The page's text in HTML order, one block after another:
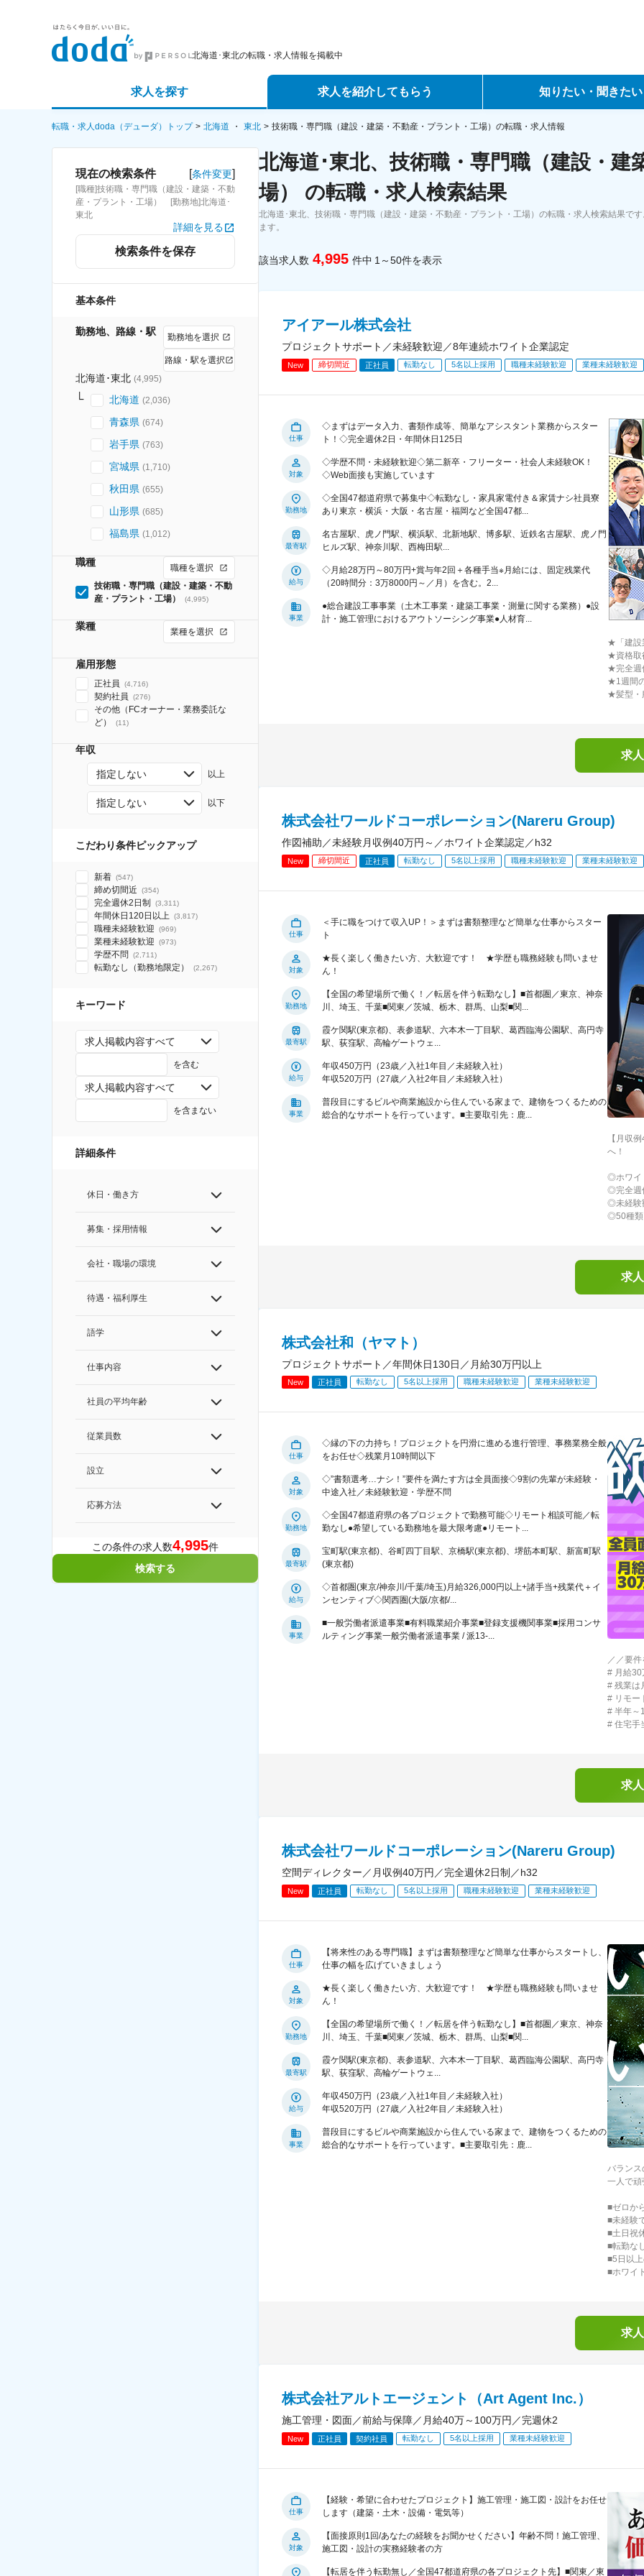
北海道･東北の転職・求人情報を掲載中
求人を探す
詳細条件から探す
求人特集から探す
求人を紹介してもらう
エージェントサービス
スカウトサービス
パートナーエージェントサービス
知りたい・聞きたい
転職ノウハウ
データで見る転職
コラム・インタビュー
転職・求人doda（デューダ）トップ 北海道 東北 技術職・専門職（建設・建築・不動産・プラント・工場）の転職・求人情報
現在の検索条件 [条件変更]
[職種]技術職・専門職（建設・建築・不動
産・プラント・工場） [勤務地]北海道･
東北
詳細を見る
検索条件を保存
基本条件
勤務地、路線・駅 勤務地を選択
路線・駅を選択
北海道･東北 (4,995)
北海道 (2,036)
青森県 (674)
岩手県 (763)
宮城県 (1,710)
秋田県 (655)
山形県 (685)
福島県 (1,012)
職種
職種を選択
技術職・専門職（建設・建築・不動
産・プラント・工場）
(4,995)
業種 業種を選択
雇用形態
正社員 (4,716)
契約社員 (276)
その他（FCオーナー・業務委託な
ど）
(11)
年収
指定しない 以上
指定しない 以下
こだわり条件ピックアップ
新着 (547)
締め切間近 (354)
完全週休2日制 (3,311)
年間休日120日以上 (3,817)
職種未経験歓迎 (969)
業種未経験歓迎 (973)
学歴不問 (2,711)
転勤なし（勤務地限定） (2,267)
キーワード
求人掲載内容すべて
を含む
求人掲載内容すべて
を含まない
詳細条件
休日・働き方
募集・採用情報
会社・職場の環境
待遇・福利厚生
語学
仕事内容
社員の平均年齢
従業員数
設立
応募方法
この条件の求人数4,995件
検索する
北海道･東北、技術職・専門職（建設・建
場） の転職・求人検索結果
北海道･東北、技術職・専門職（建設・建築・不動産・プラント・工場）の転職・求人検索結果で
ます。
該当求人数 4,995 件中 1～50件を表示
アイアール株式会社
プロジェクトサポート／未経験歓迎／8年連続ホワイト企業認定
New 締切間近 正社員 転勤なし 5名以上採用 職種未経験歓迎 業種未経験歓迎
仕事
◇まずはデータ入力、書類作成等、簡単なアシスタント業務からスター
ト！◇完全週休2日・年間休日125日
対象
◇学歴不問・未経験歓迎◇第二新卒・フリーター・社会人未経験OK！
◇Web面接も実施しています
勤務地
◇全国47都道府県で募集中◇転勤なし・家具家電付き＆家賃ナシ社員寮
あり東京・横浜・大阪・名古屋・福岡など全国47都...
最寄駅
名古屋駅、虎ノ門駅、横浜駅、北新地駅、博多駅、近鉄名古屋駅、虎ノ門
ヒルズ駅、神奈川駅、西梅田駅...
給与
◇月給28万円～80万円+賞与年2回＋各種手当※月給には、固定残業代
（20時間分：3万8000円～／月）を含む。2...
事業
●総合建設工事事業（土木工事業・建築工事業・測量に関する業務）●設
計・施工管理におけるアウトソーシング事業●人材育...
★「建設
★資格取
★完全週
★1週間
★髪型・
求
株式会社ワールドコーポレーション(Nareru Group)
作図補助／未経験月収例40万円～／ホワイト企業認定／h32
New 締切間近 正社員 転勤なし 5名以上採用 職種未経験歓迎 業種未経験歓迎
仕事
＜手に職をつけて収入UP！＞まずは書類整理など簡単な仕事からスター
ト
対象
★長く楽しく働きたい方、大歓迎です！ ★学歴も職務経験も問いませ
ん！
勤務地
【全国の希望場所で働く！／転居を伴う転勤なし】■首都圏／東京、神奈
川、埼玉、千葉■関東／茨城、栃木、群馬、山梨■関...
最寄駅
霞ケ関駅(東京都)、表参道駅、六本木一丁目駅、葛西臨海公園駅、高円寺
駅、荻窪駅、高輪ゲートウェ...
給与
年収450万円（23歳／入社1年目／未経験入社）
年収520万円（27歳／入社2年目／未経験入社）
事業
普段目にするビルや商業施設から住んでいる家まで、建物をつくるための
総合的なサポートを行っています。■主要取引先：鹿...
【月収
へ！
◎ホワイ
◎完全週
◎未経験
◎50種類
求
株式会社和（ヤマト）
プロジェクトサポート／年間休日130日／月給30万円以上
New 正社員 転勤なし 5名以上採用 職種未経験歓迎 業種未経験歓迎
仕事
◇縁の下の力持ち！プロジェクトを円滑に進める進行管理、事務業務全般
をお任せ◇残業月10時間以下
対象
◇”書類選考…ナシ！”要件を満たす方は全員面接◇9割の先輩が未経験・
中途入社／未経験歓迎・学歴不問
勤務地
◇全国47都道府県の各プロジェクトで勤務可能◇リモート相談可能／転
勤なし●希望している勤務地を最大限考慮●リモート...
最寄駅
宝町駅(東京都)、谷町四丁目駅、京橋駅(東京都)、堺筋本町駅、新富町駅
(東京都)
給与
◇首都圏(東京/神奈川/千葉/埼玉)月給326,000円以上+諸手当+残業代＋イ
ンセンティブ◇関西圏(大阪/京都/...
事業
■一般労働者派遣事業■有料職業紹介事業■登録支援機関事業■採用コンサ
ルティング事業一般労働者派遣事業 / 派13-...
／／要
# 月給30
# 残業は
# リモー
# 半年～
# 住宅手
求
株式会社ワールドコーポレーション(Nareru Group)
空間ディレクター／月収例40万円／完全週休2日制／h32
New 正社員 転勤なし 5名以上採用 職種未経験歓迎 業種未経験歓迎
仕事
【将来性のある専門職】まずは書類整理など簡単な仕事からスタートし、
仕事の幅を広げていきましょう
対象
★長く楽しく働きたい方、大歓迎です！ ★学歴も職務経験も問いませ
ん！
勤務地
【全国の希望場所で働く！／転居を伴う転勤なし】■首都圏／東京、神奈
川、埼玉、千葉■関東／茨城、栃木、群馬、山梨■関...
最寄駅
霞ケ関駅(東京都)、表参道駅、六本木一丁目駅、葛西臨海公園駅、高円寺
駅、荻窪駅、高輪ゲートウェ...
給与
年収450万円（23歳／入社1年目／未経験入社）
年収520万円（27歳／入社2年目／未経験入社）
事業
普段目にするビルや商業施設から住んでいる家まで、建物をつくるための
総合的なサポートを行っています。■主要取引先：鹿...
バランス
一人で
■ゼロか
■未経験
■土日祝
■転勤な
■5日以
■ホワイ
求
株式会社アルトエージェント（Art Agent Inc.）
施工管理・図面／前給与保障／月給40万～100万円／完週休2
New 正社員 契約社員 転勤なし 5名以上採用 業種未経験歓迎
仕事
【経験・希望に合わせたプロジェクト】施工管理・施工図・設計をお任せ
します（建築・土木・設備・電気等）
対象
【面接原則1回/あなたの経験をお聞かせください】年齢不問！施工管理、
施工図・設計の実務経験者の方
【転居を伴う転勤無し／全国47都道府県の各プロジェクト先】■関東／東